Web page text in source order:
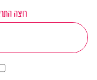
רוצה